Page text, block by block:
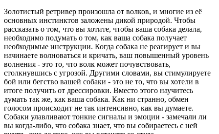
Золотистый ретривер произошла от волков, и многие из её
основных инстинктов заложены дикой природой. Чтобы
рассказать о том, что вы хотите, чтобы ваша собака делала,
необходимо подумать о том, как ваша собака получает
необходимые инструкции. Когда собака не реагирует и вы
начинаете волноваться и кричать, ваш повышенный уровень
волнения - это то, что волк может почувствовать,
столкнувшись с угрозой. Другими словами, вы стимулируете
бой или бегство вашей собаки - это не то, что вы хотели в
итоге получить от дрессировки. Вместо этого научитесь
думать так же, как ваша собака. Как ни странно, обмен
голосом происходит не так интенсивно, как вы думаете.
Собаки улавливают тонкие сигналы и эмоции - замечали ли
вы когда-либо, что собака знает, что вы собираетесь с ней